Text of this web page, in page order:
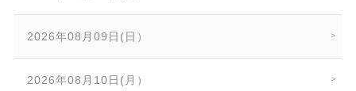
2026年08月09日(日）
2026年08月10日(月）